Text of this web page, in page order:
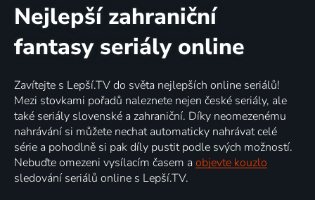
Nejlepší zahraniční
fantasy seriály online
Zavítejte s Lepší.TV do světa nejlepších online seriálů!
Mezi stovkami pořadů naleznete nejen české seriály, ale
také seriály slovenské a zahraniční. Díky neomezenému
nahrávání si můžete nechat automaticky nahrávat celé
série a pohodlně si pak díly pustit podle svých možností.
Nebuďte omezeni vysílacím časem a objevte kouzlo
sledování seriálů online s Lepší.TV.